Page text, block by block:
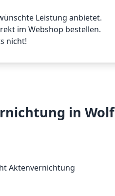
Leistung anbietet.
im Webshop bestellen.
nicht!
in